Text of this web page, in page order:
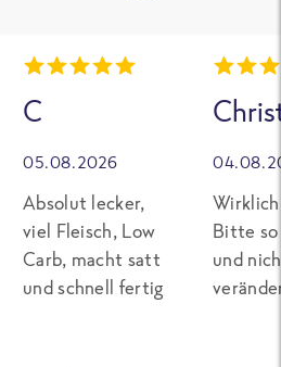
C
05.08.2026
Absolut lecker,
viel Fleisch, Low
Carb, macht satt
und schnell fertig
Bitte so
und